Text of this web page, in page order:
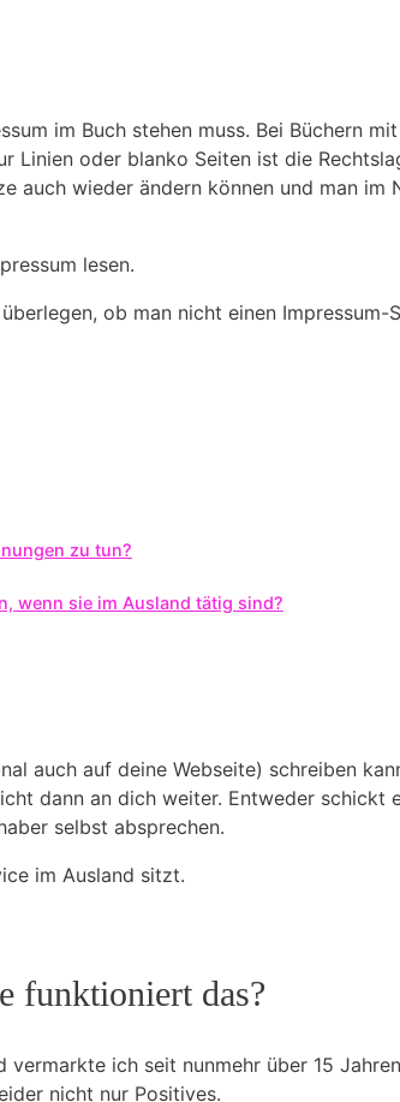
im Buch stehen muss. Bei Büchern
Linien oder blanko Seiten ist die
auch wieder ändern können und man
lesen.
ob man nicht einen
zu tun?
wenn sie im Ausland tätig sind?
auch auf deine Webseite) schreiben
dann an dich weiter. Entweder
selbst absprechen.
im Ausland sitzt.
funktioniert das?
vermarkte ich seit nunmehr über 15
nicht nur Positives.